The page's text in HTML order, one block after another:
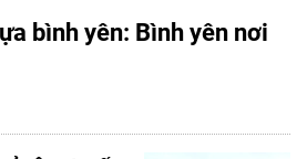
bình yên: Bình yên nơi